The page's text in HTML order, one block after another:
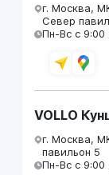
г. Москва,
Север
Пн-Вс с 9:00
VOLLO
г. Москва,
павильон 5
Пн-Вс с 9:00